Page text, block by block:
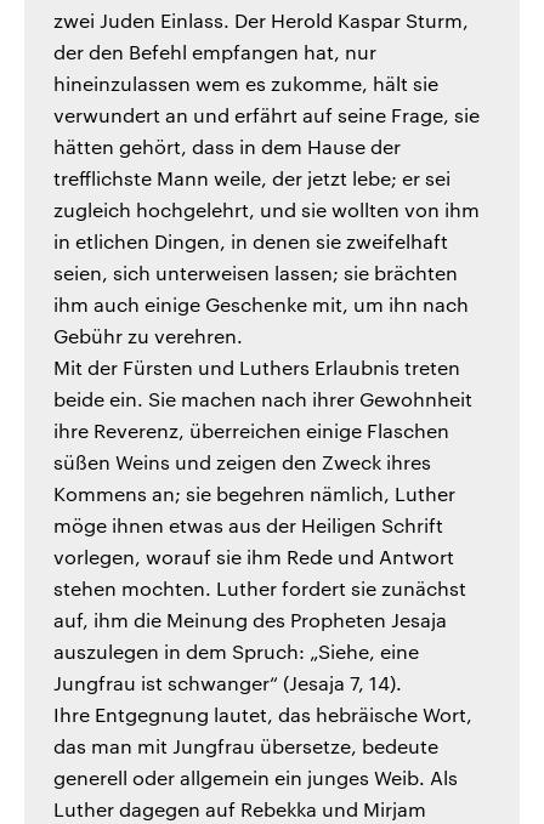
zwei Juden Einlass. Der Herold Kaspar Sturm,
der den Befehl empfangen hat, nur
hineinzulassen wem es zukomme, hält sie
verwundert an und erfährt auf seine Frage, sie
hätten gehört, dass in dem Hause der
trefflichste Mann weile, der jetzt lebe; er sei
zugleich hochgelehrt, und sie wollten von ihm
in etlichen Dingen, in denen sie zweifelhaft
seien, sich unterweisen lassen; sie brächten
ihm auch einige Geschenke mit, um ihn nach
Gebühr zu verehren.
Mit der Fürsten und Luthers Erlaubnis treten
beide ein. Sie machen nach ihrer Gewohnheit
ihre Reverenz, überreichen einige Flaschen
süßen Weins und zeigen den Zweck ihres
Kommens an; sie begehren nämlich, Luther
möge ihnen etwas aus der Heiligen Schrift
vorlegen, worauf sie ihm Rede und Antwort
stehen mochten. Luther fordert sie zunächst
auf, ihm die Meinung des Propheten Jesaja
auszulegen in dem Spruch: „Siehe, eine
Jungfrau ist schwanger“ (Jesaja 7, 14).
Ihre Entgegnung lautet, das hebräische Wort,
das man mit Jungfrau übersetze, bedeute
generell oder allgemein ein junges Weib. Als
Luther dagegen auf Rebekka und Mirjam